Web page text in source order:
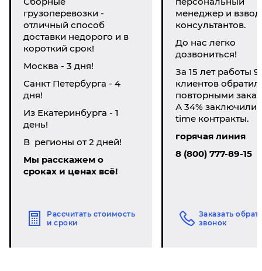
грузоперевозки -
отличный способ
доставки недорого и в
короткий срок!
Москва - 3 дня!
Санкт Петербурга - 4
дня!
Из Екатеринбурга - 1
день!
В регионы от 2 дней!
Мы расскажем о
сроках и ценах всё!
Рассчитать стоимость
и сроки
менеджер и взвод
консультантов.
До нас легко
дозвониться!
За 15 лет работы
клиентов
повторными
А 34% заключили
time контракты.
горячая линия
8 (800) 777-89-15
Заказать
звонок